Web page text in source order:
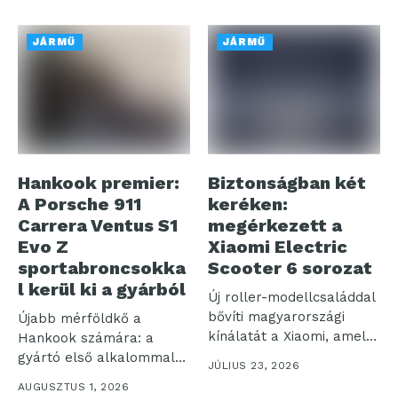
JÁRMŰ
Hankook premier:
A Porsche 911
Carrera Ventus S1
Evo Z
sportabroncsokka
l kerül ki a gyárból
Újabb mérföldkő a
Hankook számára: a
gyártó első alkalommal
AUGUSZTUS 1, 2026
JÁRMŰ
Biztonságban két
keréken:
megérkezett a
Xiaomi Electric
Scooter 6 sorozat
Új roller-modellcsaláddal
bővíti magyarországi
kínálatát a Xiaomi, amely
a korábbiakhoz képest
nagyobb...
JÚLIUS 23, 2026